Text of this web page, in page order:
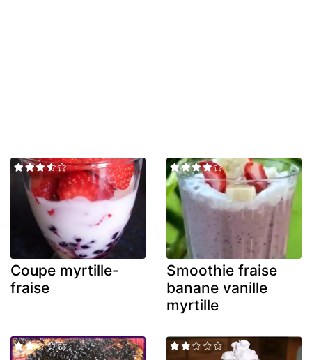
Coupe myrtille-
fraise
Smoothie fraise
banane vanille
myrtille